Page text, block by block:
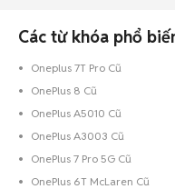
Các từ khóa phổ
Oneplus 7T Pro Cũ
OnePlus 8 Cũ
OnePlus A5010 Cũ
OnePlus A3003 Cũ
OnePlus 7 Pro 5G Cũ
OnePlus 6T McLaren Cũ